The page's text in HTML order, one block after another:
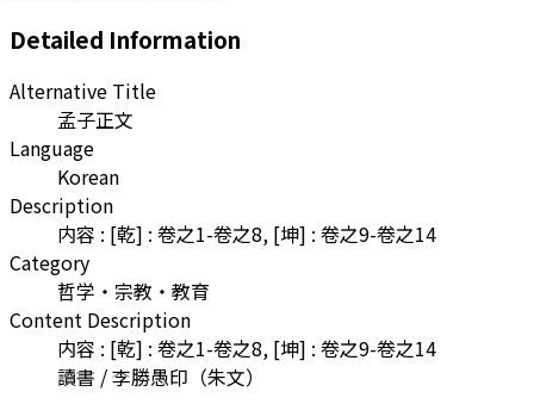
Detailed Information
Alternative Title
孟子正文
Language
Korean
Description
内容 : [乾] : 卷之1-卷之8, [坤] : 卷之9-卷之14
Category
哲学・宗教・教育
Content Description
内容 : [乾] : 卷之1-卷之8, [坤] : 卷之9-卷之14
讀書 / 李勝愚印（朱文）